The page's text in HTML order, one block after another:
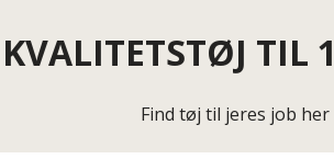
KVALITETSTØJ TIL
Find tøj til jeres job